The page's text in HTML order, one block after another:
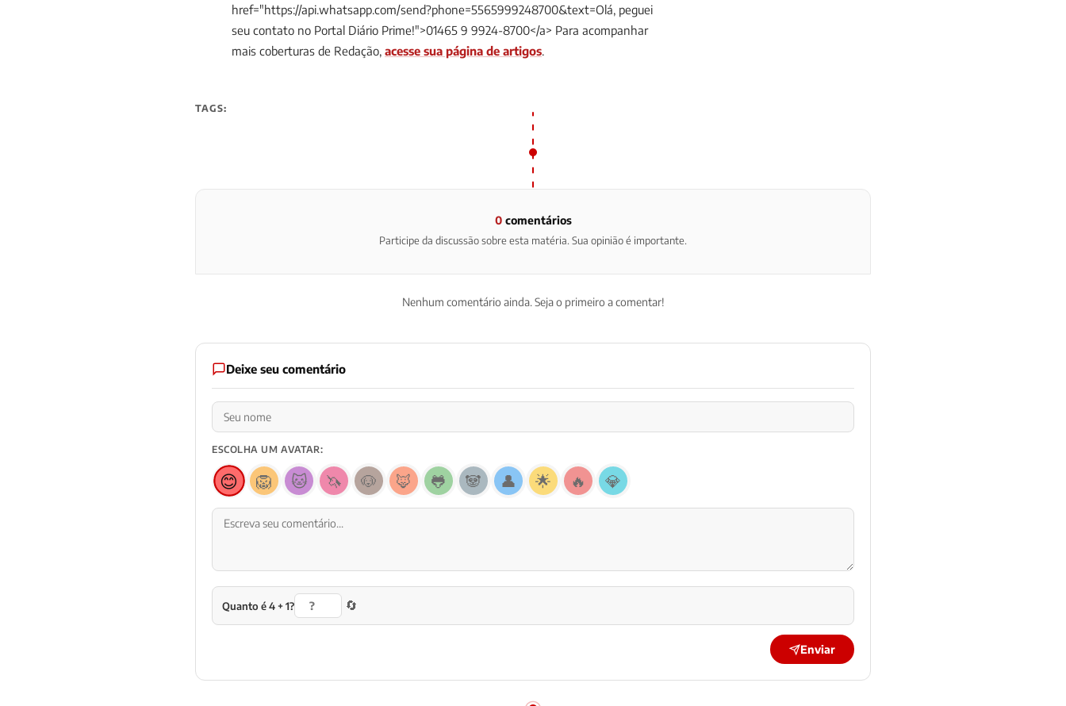
href="https://api.whatsapp.com/send?phone=5565999248700&text=Olá, peguei
seu contato no Portal Diário Prime!">01465 9 9924-8700</a> Para acompanhar
mais coberturas de Redação, acesse sua página de artigos.
TAGS:
0comentários
Participe da discussão sobre esta matéria. Sua opinião é importante.
Nenhum comentário ainda. Seja o primeiro a comentar!
Deixe seu comentário
ESCOLHA UM AVATAR:
😊 🦁 🐱 🦄 🐶 🦊 🐸 🐼 👤 🌟 🔥 💎
Quanto é 4 + 1? 🔄
Enviar